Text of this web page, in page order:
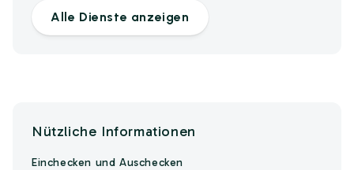
Alle Dienste anzeigen
Nützliche Informationen
Einchecken und Auschecken